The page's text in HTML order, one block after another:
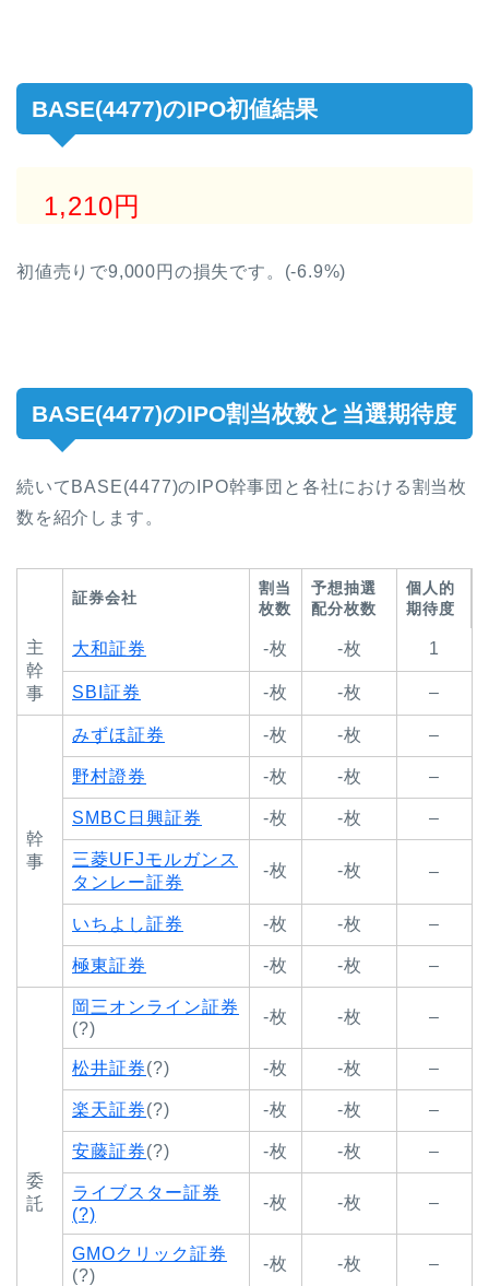
BASE(4477)のIPO初値結果
1,210円
初値売りで9,000円の損失です。(-6.9%)
BASE(4477)のIPO割当枚数と当選期待度
続いてBASE(4477)のIPO幹事団と各社における割当枚
数を紹介します。
証券会社
割当
枚数
予想抽選
配分枚数
個人的
期待度
主
幹
事
大和証券 -枚 -枚 1
SBI証券 -枚 -枚 –
幹
事
みずほ証券 -枚 -枚 –
野村證券 -枚 -枚 –
SMBC日興証券 -枚 -枚 –
三菱UFJモルガンス
タンレー証券
-枚 -枚 –
いちよし証券 -枚 -枚 –
極東証券 -枚 -枚 –
委
託
岡三オンライン証券
(?)
-枚 -枚 –
松井証券(?) -枚 -枚 –
楽天証券(?) -枚 -枚 –
安藤証券(?) -枚 -枚 –
ライブスター証券
(?)
-枚 -枚 –
GMOクリック証券
(?)
-枚 -枚 –